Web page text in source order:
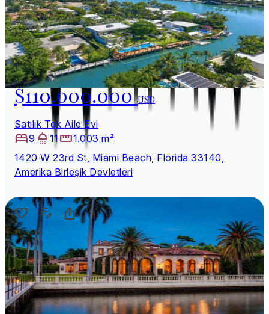
$110.000.000USD
Satılık Tek Aile Evi
9
11
1.003 m²
1420 W 23rd St, Miami Beach, Florida 33140,
Amerika Birleşik Devletleri